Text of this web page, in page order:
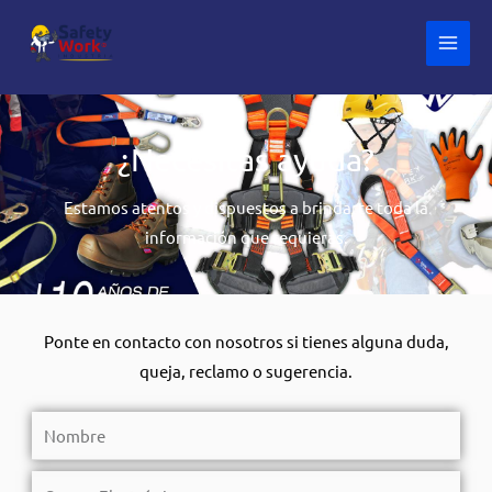
¿Necesitas ayuda?
Estamos atentos y dispuestos a brindarte toda la
información que requieras.
Ponte en contacto con nosotros si tienes alguna duda,
queja, reclamo o sugerencia.
o